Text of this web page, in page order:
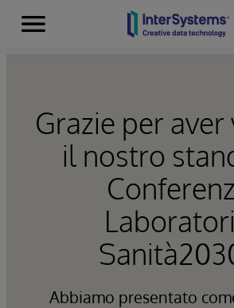
Skip to content
Menu
Grazie per
il nostro
Abbiamo presentato